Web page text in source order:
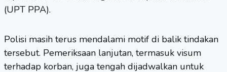
(UPT PPA).
Polisi masih terus mendalami motif di balik tindakan
tersebut. Pemeriksaan lanjutan, termasuk visum
terhadap korban, juga tengah dijadwalkan untuk